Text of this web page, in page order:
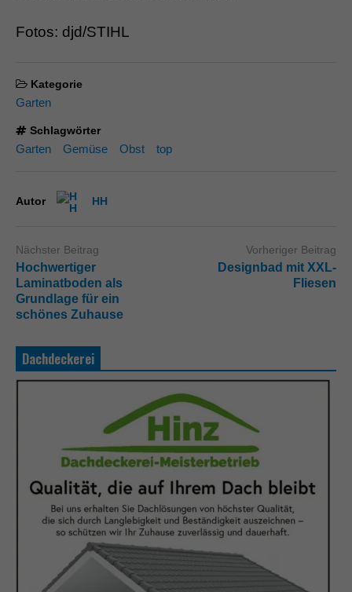
Fotos: djd/STIHL
Kategorie
Garten
Schlagwörter
Garten Gemüse Obst top
Autor HH
Nächster Beitrag
Hochwertiger
Laminatboden als
Grundlage für ein
schönes Zuhause
Vorheriger Beitrag
Designbad mit XXL-
Fliesen
Dachdeckerei